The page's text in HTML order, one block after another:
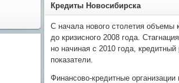
Кредиты Новосибирска
С начала нового столетия объемы
до кризисного 2008 года.
но начиная с 2010 года,
показатели.
Финансово-кредитные